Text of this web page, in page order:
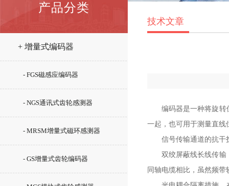
产品分类
+ 增量式编码器
- FGS磁感应编码器
- NGS通讯式齿轮感测器
- MRSM增量式磁环感测器
- GS增量式齿轮编码器
技术文章
编码器是一种将旋转
一起，也可用于测量直线
信号传输通道的抗
双绞屏蔽线长线传输
同轴电缆相比，虽然频